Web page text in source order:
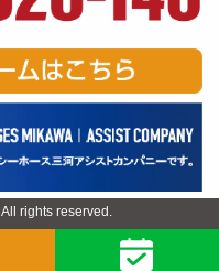
rights reserved.